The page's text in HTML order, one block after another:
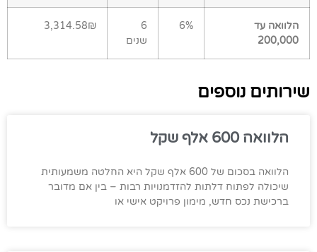
הלוואה עד
200,000
6%
6
שנים
3,314.58₪
שירותים נוספים
הלוואה 600 אלף שקל
הלוואה בסכום של 600 אלף שקל היא החלטה משמעותית
שיכולה לפתוח דלתות להזדמנויות רבות – בין אם מדובר
ברכישת נכס חדש, מימון פרויקט אישי או